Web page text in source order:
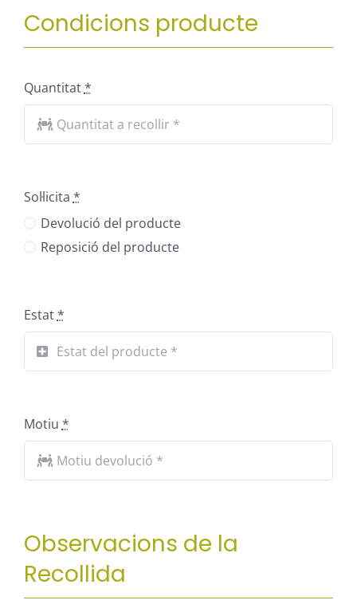
Condicions producte
Quantitat*
Sol·licita *
Devolució del producte
Reposició del producte
Estat*
Motiu *
Observacions de la
Recollida